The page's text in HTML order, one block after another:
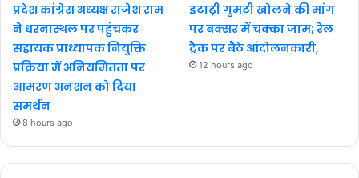
प्रदेश कांग्रेस अध्यक्ष राजेश राम
ने धरनास्थल पर पहुंचकर
सहायक प्राध्यापक नियुक्ति
प्रक्रिया में अनियमितता पर
आमरण अनशन को दिया
समर्थन
8 hours ago
इटाढ़ी गुमटी खोलने की मांग
पर बक्सर में चक्का जाम; रेल
ट्रैक पर बैठे आंदोलनकारी,
12 hours ago